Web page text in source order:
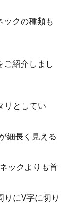
取り入れたいアイ
な色や柄があって
ックの種類も
ご紹介しまし
リとしてい
細長く見える
ックよりも首
りにV字に切り